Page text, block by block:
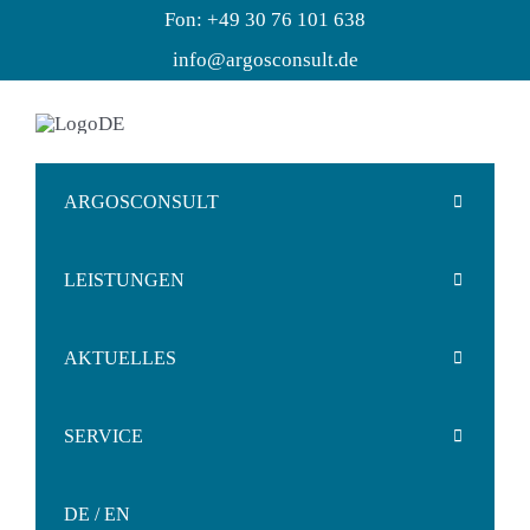
springen
Fon: +49 30 76 101 638
info@argosconsult.de
ARGOSCONSULT
Wer wir sind
Lösungen
Referenzen
Netzwerk
LEISTUNGEN
Ihre Themen
Markterfolgssteuerung
ALPAKA
Produktentwicklung
AKTUELLES
Termine
News
SERVICE
KONTAKT
DE / EN